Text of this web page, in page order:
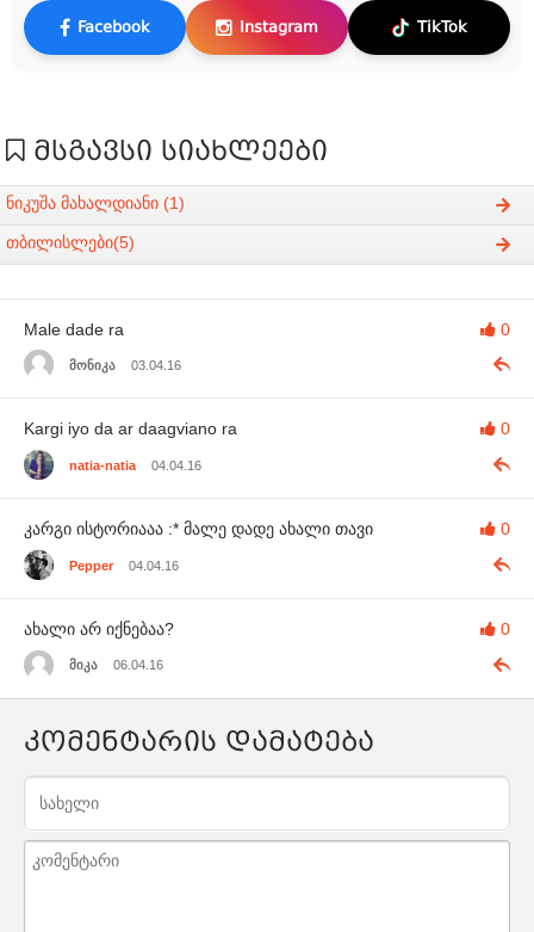
Facebook Instagram TikTok
მსგავსი სიახლეები
ნიკუშა მახალდიანი (1)
თბილისლები(5)
0
Male dade ra
მონიკა 03.04.16
0
Kargi iyo da ar daagviano ra
natia-natia 04.04.16
0
კარგი ისტორიააა :* მალე დადე ახალი თავი
Pepper 04.04.16
0
ახალი არ იქნებაა?
მიკა 06.04.16
კომენტარის დამატება